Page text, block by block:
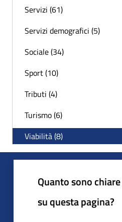
Servizi (61)
Servizi demografici (5)
Sociale (34)
Sport (10)
Tributi (4)
Turismo (6)
Viabilità (8)
Quanto sono
su questa pagina?